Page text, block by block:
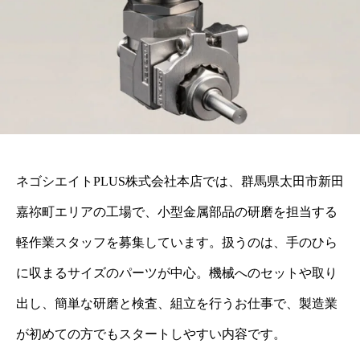
ネゴシエイトPLUS株式会社本店では、群馬県太田市新田
嘉祢町エリアの工場で、小型金属部品の研磨を担当する
軽作業スタッフを募集しています。扱うのは、手のひら
に収まるサイズのパーツが中心。機械へのセットや取り
出し、簡単な研磨と検査、組立を行うお仕事で、製造業
が初めての方でもスタートしやすい内容です。